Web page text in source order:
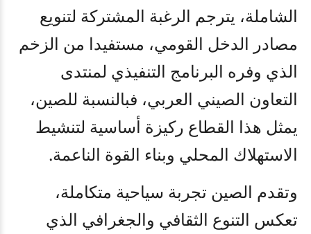
الشاملة، يترجم الرغبة المشتركة لتنويع
مصادر الدخل القومي، مستفيدا من الزخم
الذي وفره البرنامج التنفيذي لمنتدى
التعاون الصيني العربي، فبالنسبة للصين،
يمثل هذا القطاع ركيزة أساسية لتنشيط
الاستهلاك المحلي وبناء القوة الناعمة.
وتقدم الصين تجربة سياحية متكاملة،
تعكس التنوع الثقافي والجغرافي الذي